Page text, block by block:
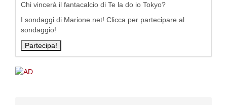
Chi vincerà il fantacalcio di Te la do io Tokyo?
I sondaggi di Marione.net! Clicca per partecipare al
sondaggio!